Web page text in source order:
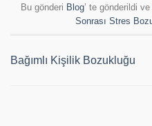
Bu gönderi Blog’ te gönderildi ve
Sonrası Stres
Bağımlı Kişilik Bozukluğu